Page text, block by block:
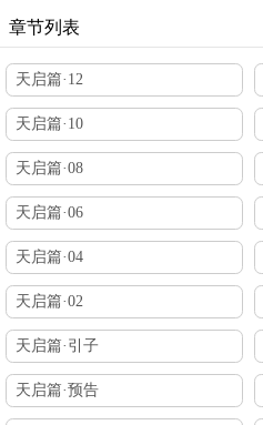
章节列表
天启篇·12
天启篇·10
天启篇·08
天启篇·06
天启篇·04
天启篇·02
天启篇·引子
天启篇·预告